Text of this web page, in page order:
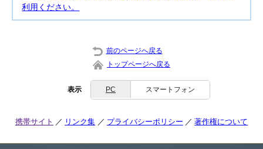
利用ください。
前のページへ戻る
トップページへ戻る
表示 PC スマートフォン
携帯サイト リンク集 プライバシーポリシー 著作権について